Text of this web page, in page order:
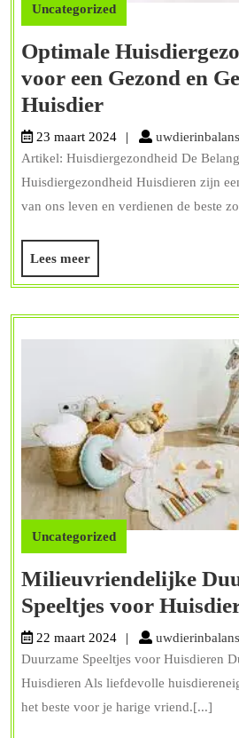
Uncategorized
Optimale
voor een Gezond en
HuisdierOptimale
Tips
voor
een
Gelukkig
Huisdier
23 maart 2024 uwdierinbalans
Artikel: Huisdiergezondheid De
Huisdiergezondheid Huisdieren zijn
van ons leven en verdienen de beste
Lees meerLees
meer
Uncategorized
Milieuvriendelijke
Speeltjes voor
22 maart 2024 uwdierinbalans
Duurzame Speeltjes voor Huisdieren
Huisdieren Als liefdevolle
het beste voor je harige vriend.[...]